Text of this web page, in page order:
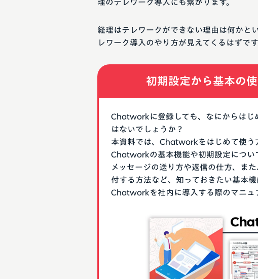
経理はテレワークができない理由は何かと
レワーク導入のやり方が見えてくるはずです
理のテレワーク導入にも繋がります。
初期設定から基本の
Chatworkに登録しても、なにからはじ
はないでしょうか？
本資料では、Chatworkをはじめて使う
Chatworkの基本機能や初期設定につい
メッセージの送り方や返信の仕方、ま
付する方法など、知っておきたい基本機
Chatworkを社内に導入する際のマニュ